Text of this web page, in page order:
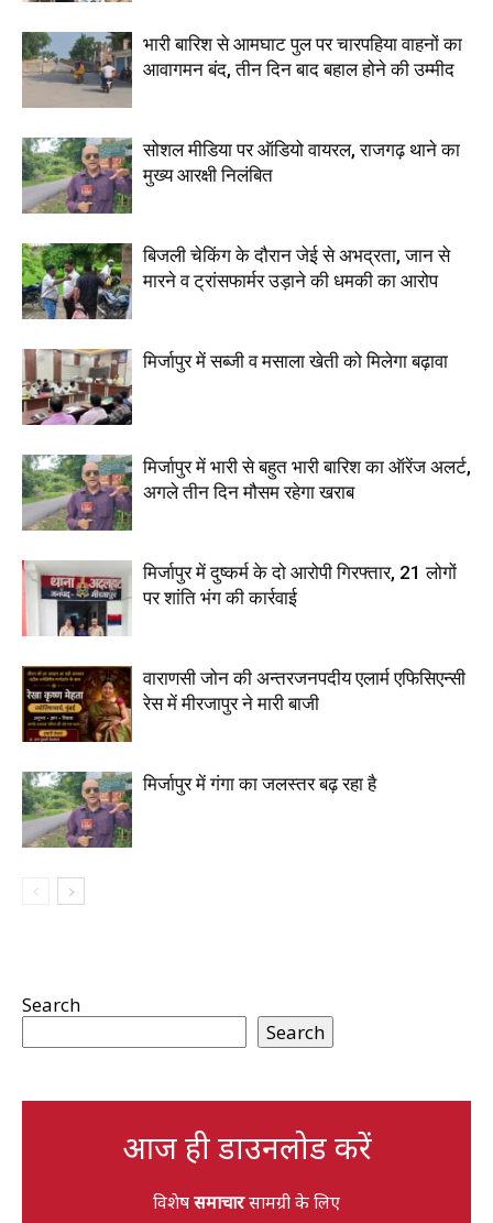
भारी बारिश से आमघाट पुल पर चारपहिया वाहनों का
आवागमन बंद, तीन दिन बाद बहाल होने की उम्मीद
सोशल मीडिया पर ऑडियो वायरल, राजगढ़ थाने का
मुख्य आरक्षी निलंबित
बिजली चेकिंग के दौरान जेई से अभद्रता, जान से
मारने व ट्रांसफार्मर उड़ाने की धमकी का आरोप
मिर्जापुर में सब्जी व मसाला खेती को मिलेगा बढ़ावा
मिर्जापुर में भारी से बहुत भारी बारिश का ऑरेंज अलर्ट,
अगले तीन दिन मौसम रहेगा खराब
मिर्जापुर में दुष्कर्म के दो आरोपी गिरफ्तार, 21 लोगों
पर शांति भंग की कार्रवाई
वाराणसी जोन की अन्तरजनपदीय एलार्म एफिसिएन्सी
रेस में मीरजापुर ने मारी बाजी
मिर्जापुर में गंगा का जलस्तर बढ़ रहा है
Search
Search
आज ही डाउनलोड करें
विशेषसमाचारसामग्री के लिए